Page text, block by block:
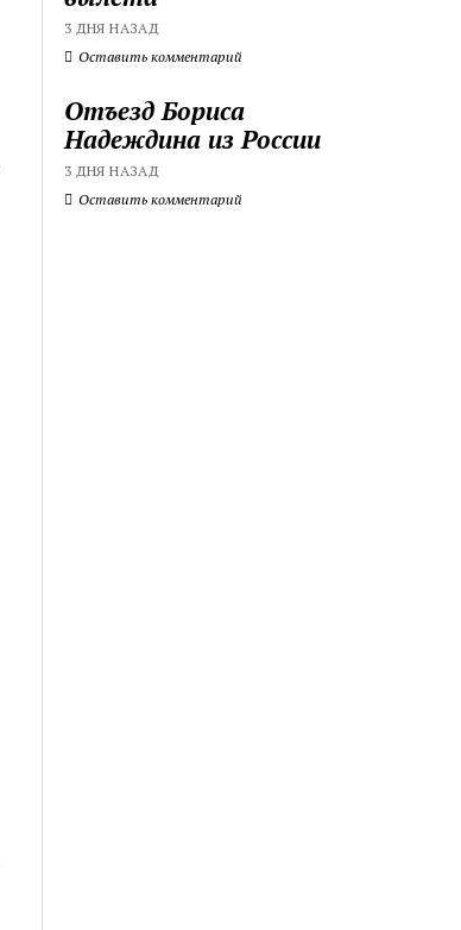
3 ДНЯ НАЗАД
Оставить комментарий
Отъезд Бориса
Надеждина из России
3 ДНЯ НАЗАД
Оставить комментарий